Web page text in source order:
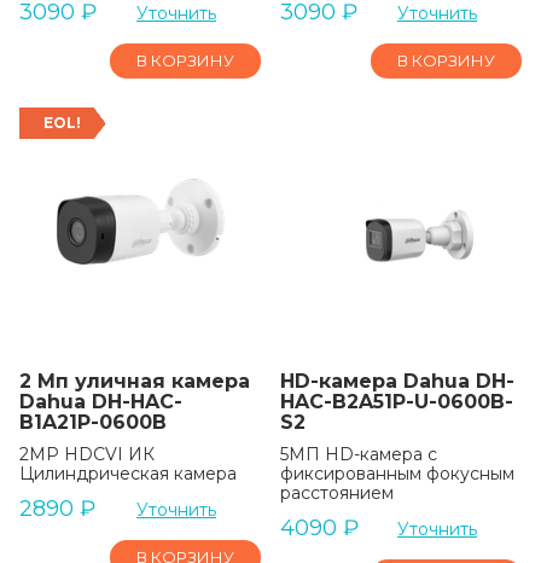
3090 ₽ Уточнить
В КОРЗИНУ
3090 ₽ Уточнить
В КОРЗИНУ
EOL!
2 Мп уличная камера
Dahua DH-HAC-
B1A21P-0600B
2MP HDCVI ИК
Цилиндрическая камера
2890 ₽ Уточнить
В КОРЗИНУ
HD-камера Dahua DH-
HAC-B2A51P-U-0600B-
S2
5МП HD-камера с
фиксированным фокусным
расстоянием
4090 ₽ Уточнить